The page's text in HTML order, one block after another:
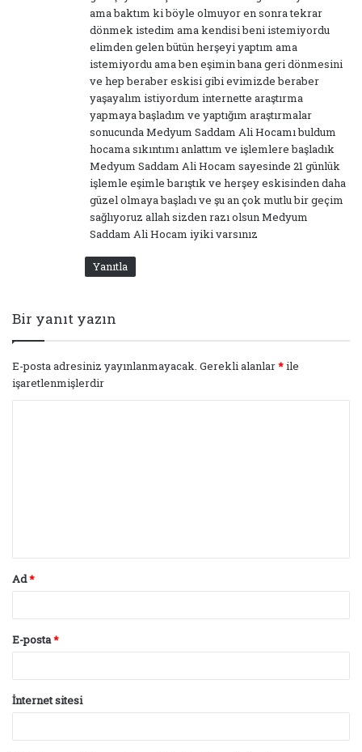
:
ama baktım ki böyle olmuyor en sonra tekrar
dönmek istedim ama kendisi beni istemiyordu
elimden gelen bütün herşeyi yaptım ama
istemiyordu ama ben eşimin bana geri dönmesini
ve hep beraber eskisi gibi evimizde beraber
yaşayalım istiyordum internette araştırma
yapmaya başladım ve yaptığım araştırmalar
sonucunda Medyum Saddam Ali Hocamı buldum
hocama sıkıntımı anlattım ve işlemlere başladık
Medyum Saddam Ali Hocam sayesinde 21 günlük
işlemle eşimle barıştık ve herşey eskisinden daha
güzel olmaya başladı ve şu an çok mutlu bir geçim
sağlıyoruz allah sizden razı olsun Medyum
Saddam Ali Hocam iyiki varsınız
Yanıtla
Bir yanıt yazın
E-posta adresiniz yayınlanmayacak. Gerekli alanlar*ile
işaretlenmişlerdir
Ad*
E-posta*
İnternet sitesi